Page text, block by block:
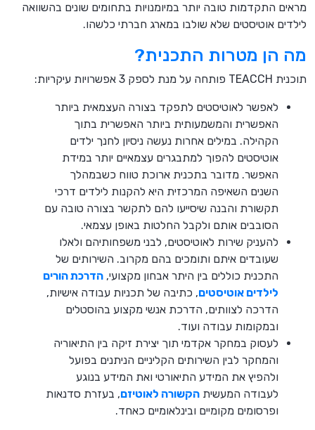
מראים התקדמות טובה יותר במיומנויות בתחומים שונים בהשוואה
לילדים אוטיסטים שלא שולבו במארג חברתי כלשהו.
מה הן מטרות התכנית?
תוכנית TEACCH פותחה על מנת לספק 3 אפשרויות עיקריות:
לאפשר לאוטיסטים לתפקד בצורה העצמאית ביותר
האפשרית והמשמעותית ביותר האפשרית בתוך
הקהילה. במילים אחרות נעשה ניסיון לחנך ילדים
אוטיסטים להפוך למתבגרים עצמאיים יותר במידת
האפשר. מדובר בתכנית ארוכת טווח כשבמהלך
השנים השאיפה המרכזית היא להקנות לילדים דרכי
תקשורת והבנה שיסייעו להם לתקשר בצורה טובה עם
הסובבים אותם ולקבל החלטות באופן עצמאי.
להעניק שירות לאוטיסטים, לבני משפחותיהם ולאלו
שעובדים איתם ותומכים בהם מקרוב. השירותים של
התכנית כוללים בין היתר אבחון מקצועי, הדרכת הורים
לילדים אוטיסטים, כתיבה של תכניות עבודה אישיות,
הדרכה לצוותים, הדרכת אנשי מקצוע בהוסטלים
ובמקומות עבודה ועוד.
לעסוק במחקר אקדמי תוך יצירת זיקה בין התיאוריה
והמחקר לבין השירותים הקליניים הניתנים בפועל
ולהפיץ את המידע התיאורטי ואת המידע בנוגע
לעבודה המעשית הקשורה לאוטיזם, בעזרת סדנאות
ופרסומים מקומיים ובינלאומיים כאחד.